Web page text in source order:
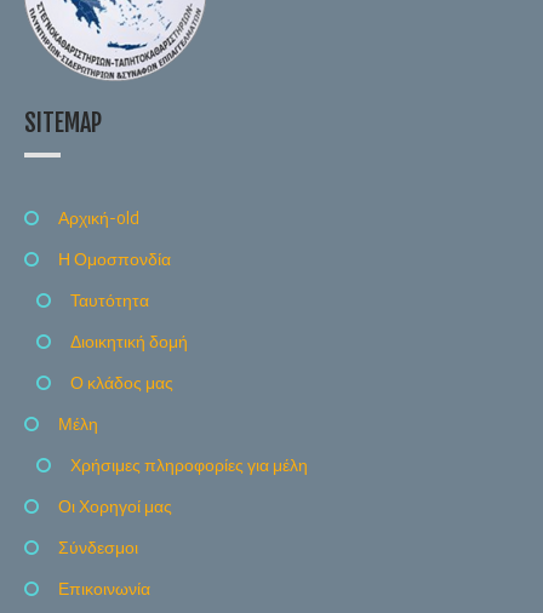
SITEMAP
Αρχική-old
Η Ομοσπονδία
Ταυτότητα
Διοικητική δομή
Ο κλάδος μας
Μέλη
Χρήσιμες πληροφορίες για μέλη
Οι Χορηγοί μας
Σύνδεσμοι
Επικοινωνία